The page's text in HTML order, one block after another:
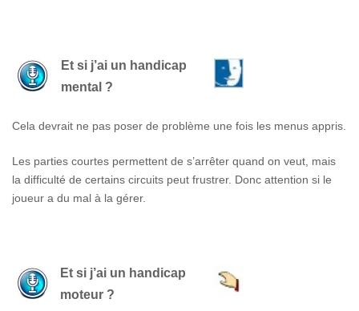
Et si j’ai un handicap
mental ?
Cela devrait ne pas poser de problème une fois les menus appris.
Les parties courtes permettent de s’arrêter quand on veut, mais
la difficulté de certains circuits peut frustrer. Donc attention si le
joueur a du mal à la gérer.
Et si j’ai un handicap
moteur ?